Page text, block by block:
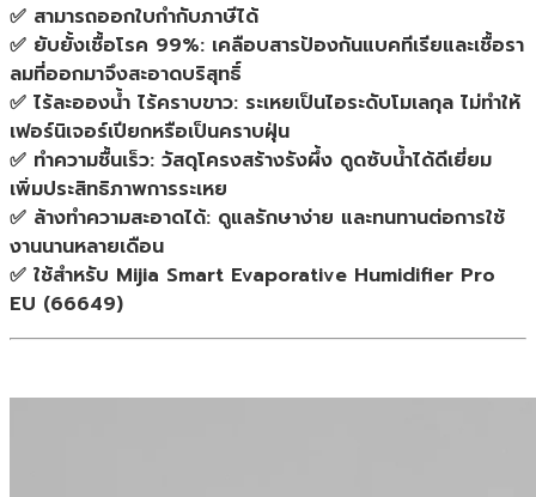
✅ สามารถออกใบกำกับภาษีได้
✅ ยับยั้งเชื้อโรค 99%: เคลือบสารป้องกันแบคทีเรียและเชื้อรา
ลมที่ออกมาจึงสะอาดบริสุทธิ์
✅ ไร้ละอองน้ำ ไร้คราบขาว: ระเหยเป็นไอระดับโมเลกุล ไม่ทำให้
เฟอร์นิเจอร์เปียกหรือเป็นคราบฝุ่น
✅ ทำความชื้นเร็ว: วัสดุโครงสร้างรังผึ้ง ดูดซับน้ำได้ดีเยี่ยม
เพิ่มประสิทธิภาพการระเหย
✅ ล้างทำความสะอาดได้: ดูแลรักษาง่าย และทนทานต่อการใช้
งานนานหลายเดือน
✅ ใช้สำหรับ Mijia Smart Evaporative Humidifier Pro
EU (66649)